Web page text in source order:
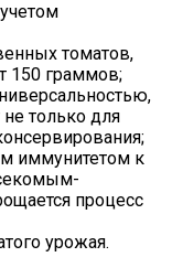
томатов,
150 граммов;
только для
иммунитетом к
процесс
урожая.